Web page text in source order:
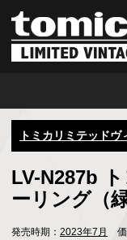
トミカリミテッドヴ
LV-N287b
ーリング（
発売時期： 2023年7月
価